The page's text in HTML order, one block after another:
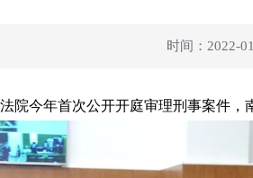
时间：
今年首次公开开庭审理刑事案件，